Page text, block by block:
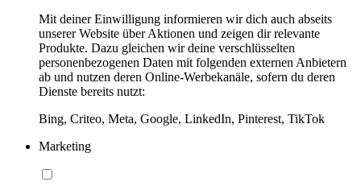
Mit deiner Einwilligung informieren wir dich auch abseits
unserer Website über Aktionen und zeigen dir relevante
Produkte. Dazu gleichen wir deine verschlüsselten
personenbezogenen Daten mit folgenden externen Anbietern
ab und nutzen deren Online-Werbekanäle, sofern du deren
Dienste bereits nutzt:
Bing, Criteo, Meta, Google, LinkedIn, Pinterest, TikTok
Marketing